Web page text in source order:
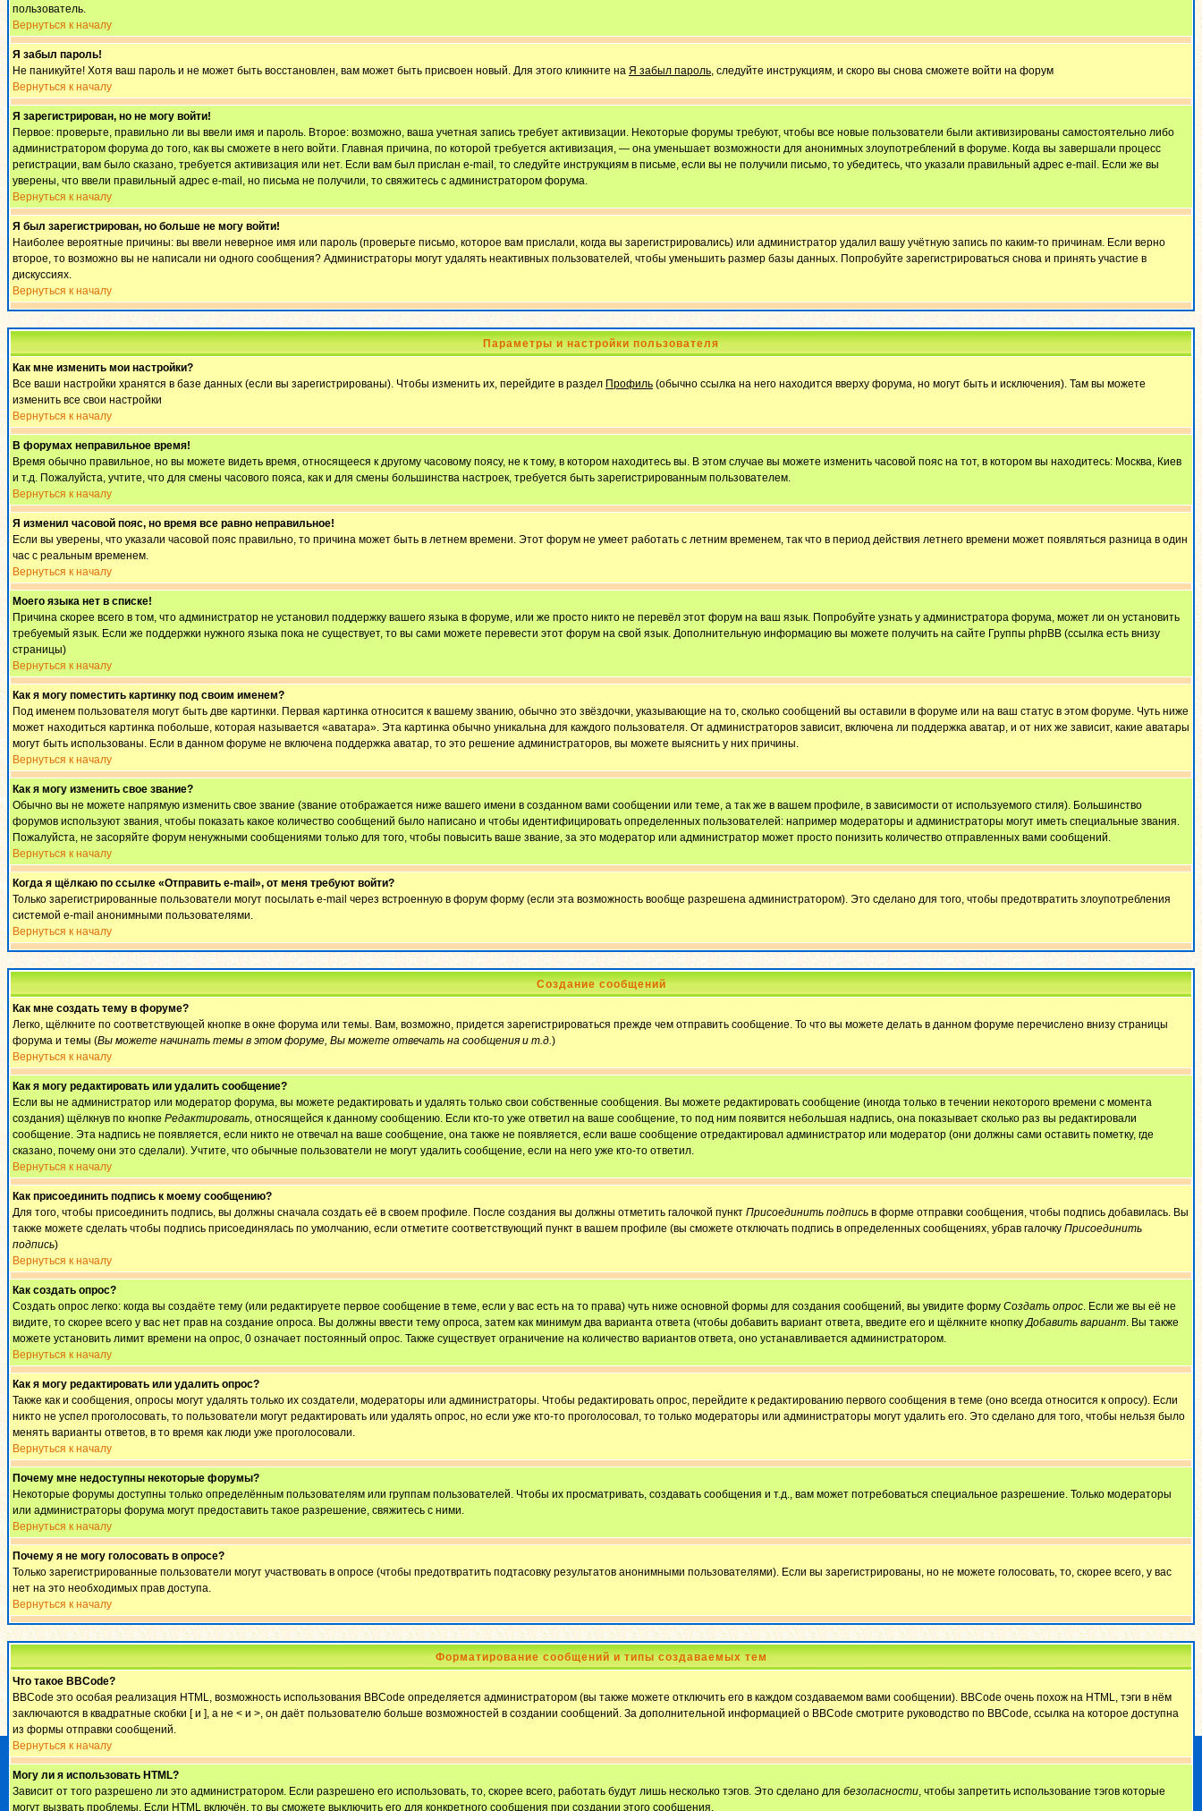
пользователь.
Вернуться к началу
Я забыл пароль!
Не паникуйте! Хотя ваш пароль и не может быть восстановлен, вам может быть присвоен новый. Для этого кликните на Я забыл пароль, следуйте инструкциям, и скоро вы снова сможете войти на форум
Вернуться к началу
Я зарегистрирован, но не могу войти!
Первое: проверьте, правильно ли вы ввели имя и пароль. Второе: возможно, ваша учетная запись требует активизации. Некоторые форумы требуют, чтобы все новые пользователи были активизированы самостоятельно либо
администратором форума до того, как вы сможете в него войти. Главная причина, по которой требуется активизация, — она уменьшает возможности для анонимных злоупотреблений в форуме. Когда вы завершали процесс
регистрации, вам было сказано, требуется активизация или нет. Если вам был прислан e-mail, то следуйте инструкциям в письме, если вы не получили письмо, то убедитесь, что указали правильный адрес e-mail. Если же вы
уверены, что ввели правильный адрес e-mail, но письма не получили, то свяжитесь с администратором форума.
Вернуться к началу
Я был зарегистрирован, но больше не могу войти!
Наиболее вероятные причины: вы ввели неверное имя или пароль (проверьте письмо, которое вам прислали, когда вы зарегистрировались) или администратор удалил вашу учётную запись по каким-то причинам. Если верно
второе, то возможно вы не написали ни одного сообщения? Администраторы могут удалять неактивных пользователей, чтобы уменьшить размер базы данных. Попробуйте зарегистрироваться снова и принять участие в
дискуссиях.
Вернуться к началу
Параметры и настройки пользователя
Как мне изменить мои настройки?
Все ваши настройки хранятся в базе данных (если вы зарегистрированы). Чтобы изменить их, перейдите в раздел Профиль (обычно ссылка на него находится вверху форума, но могут быть и исключения). Там вы можете
изменить все свои настройки
Вернуться к началу
В форумах неправильное время!
Время обычно правильное, но вы можете видеть время, относящееся к другому часовому поясу, не к тому, в котором находитесь вы. В этом случае вы можете изменить часовой пояс на тот, в котором вы находитесь: Москва, Киев
и т.д. Пожалуйста, учтите, что для смены часового пояса, как и для смены большинства настроек, требуется быть зарегистрированным пользователем.
Вернуться к началу
Я изменил часовой пояс, но время все равно неправильное!
Если вы уверены, что указали часовой пояс правильно, то причина может быть в летнем времени. Этот форум не умеет работать с летним временем, так что в период действия летнего времени может появляться разница в один
час с реальным временем.
Вернуться к началу
Моего языка нет в списке!
Причина скорее всего в том, что администратор не установил поддержку вашего языка в форуме, или же просто никто не перевёл этот форум на ваш язык. Попробуйте узнать у администратора форума, может ли он установить
требуемый язык. Если же поддержки нужного языка пока не существует, то вы сами можете перевести этот форум на свой язык. Дополнительную информацию вы можете получить на сайте Группы phpBB (ссылка есть внизу
страницы)
Вернуться к началу
Как я могу поместить картинку под своим именем?
Под именем пользователя могут быть две картинки. Первая картинка относится к вашему званию, обычно это звёздочки, указывающие на то, сколько сообщений вы оставили в форуме или на ваш статус в этом форуме. Чуть ниже
может находиться картинка побольше, которая называется «аватара». Эта картинка обычно уникальна для каждого пользователя. От администраторов зависит, включена ли поддержка аватар, и от них же зависит, какие аватары
могут быть использованы. Если в данном форуме не включена поддержка аватар, то это решение администраторов, вы можете выяснить у них причины.
Вернуться к началу
Как я могу изменить свое звание?
Обычно вы не можете напрямую изменить свое звание (звание отображается ниже вашего имени в созданном вами сообщении или теме, а так же в вашем профиле, в зависимости от используемого стиля). Большинство
форумов используют звания, чтобы показать какое количество сообщений было написано и чтобы идентифицировать определенных пользователей: например модераторы и администраторы могут иметь специальные звания.
Пожалуйста, не засоряйте форум ненужными сообщениями только для того, чтобы повысить ваше звание, за это модератор или администратор может просто понизить количество отправленных вами сообщений.
Вернуться к началу
Когда я щёлкаю по ссылке «Отправить e-mail», от меня требуют войти?
Только зарегистрированные пользователи могут посылать e-mail через встроенную в форум форму (если эта возможность вообще разрешена администратором). Это сделано для того, чтобы предотвратить злоупотребления
системой e-mail анонимными пользователями.
Вернуться к началу
Создание сообщений
Как мне создать тему в форуме?
Легко, щёлкните по соответствующей кнопке в окне форума или темы. Вам, возможно, придется зарегистрироваться прежде чем отправить сообщение. То что вы можете делать в данном форуме перечислено внизу страницы
форума и темы (Вы можете начинать темы в этом форуме, Вы можете отвечать на сообщения и т.д.)
Вернуться к началу
Как я могу редактировать или удалить сообщение?
Если вы не администратор или модератор форума, вы можете редактировать и удалять только свои собственные сообщения. Вы можете редактировать сообщение (иногда только в течении некоторого времени с момента
создания) щёлкнув по кнопке Редактировать, относящейся к данному сообщению. Если кто-то уже ответил на ваше сообщение, то под ним появится небольшая надпись, она показывает сколько раз вы редактировали
сообщение. Эта надпись не появляется, если никто не отвечал на ваше сообщение, она также не появляется, если ваше сообщение отредактировал администратор или модератор (они должны сами оставить пометку, где
сказано, почему они это сделали). Учтите, что обычные пользователи не могут удалить сообщение, если на него уже кто-то ответил.
Вернуться к началу
Как присоединить подпись к моему сообщению?
Для того, чтобы присоединить подпись, вы должны сначала создать её в своем профиле. После создания вы должны отметить галочкой пункт Присоединить подпись в форме отправки сообщения, чтобы подпись добавилась. Вы
также можете сделать чтобы подпись присоединялась по умолчанию, если отметите соответствующий пункт в вашем профиле (вы сможете отключать подпись в определенных сообщениях, убрав галочку Присоединить
подпись)
Вернуться к началу
Как создать опрос?
Создать опрос легко: когда вы создаёте тему (или редактируете первое сообщение в теме, если у вас есть на то права) чуть ниже основной формы для создания сообщений, вы увидите форму Создать опрос. Если же вы её не
видите, то скорее всего у вас нет прав на создание опроса. Вы должны ввести тему опроса, затем как минимум два варианта ответа (чтобы добавить вариант ответа, введите его и щёлкните кнопкуДобавить вариант. Вы также
можете установить лимит времени на опрос, 0 означает постоянный опрос. Также существует ограничение на количество вариантов ответа, оно устанавливается администратором.
Вернуться к началу
Как я могу редактировать или удалить опрос?
Также как и сообщения, опросы могут удалять только их создатели, модераторы или администраторы. Чтобы редактировать опрос, перейдите к редактированию первого сообщения в теме (оно всегда относится к опросу). Если
никто не успел проголосовать, то пользователи могут редактировать или удалять опрос, но если уже кто-то проголосовал, то только модераторы или администраторы могут удалить его. Это сделано для того, чтобы нельзя было
менять варианты ответов, в то время как люди уже проголосовали.
Вернуться к началу
Почему мне недоступны некоторые форумы?
Некоторые форумы доступны только определённым пользователям или группам пользователей. Чтобы их просматривать, создавать сообщения и т.д., вам может потребоваться специальное разрешение. Только модераторы
или администраторы форума могут предоставить такое разрешение, свяжитесь с ними.
Вернуться к началу
Почему я не могу голосовать в опросе?
Только зарегистрированные пользователи могут участвовать в опросе (чтобы предотвратить подтасовку результатов анонимными пользователями). Если вы зарегистрированы, но не можете голосовать, то, скорее всего, у вас
нет на это необходимых прав доступа.
Вернуться к началу
Форматирование сообщений и типы создаваемых тем
Что такое BBCode?
BBCode это особая реализация HTML, возможность использования BBCode определяется администратором (вы также можете отключить его в каждом создаваемом вами сообщении). BBCode очень похож на HTML, тэги в нём
заключаются в квадратные скобки [ и ], а не < и >, он даёт пользователю больше возможностей в создании сообщений. За дополнительной информацией о BBCode смотрите руководство по BBCode, ссылка на которое доступна
из формы отправки сообщений.
Вернуться к началу
Могу ли я использовать HTML?
Зависит от того разрешено ли это администратором. Если разрешено его использовать, то, скорее всего, работать будут лишь несколько тэгов. Это сделано для безопасности, чтобы запретить использование тэгов которые
могут вызвать проблемы. Если HTML включён, то вы сможете выключить его для конкретного сообщения при создании этого сообщения.